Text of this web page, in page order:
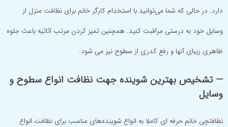
دارد. در حالی که شما می‌توانید با استخدام کارگر خانم برای نظافت منزل از
وسایل خود به درستی مراقبت کنید. همچنین تمیز کردن مرتب اثاثیه باعث جلوه
ظاهری زیبای آنها و رفع کدری از سطوح نیز می شود.
— تشخیص بهترین شوینده جهت نظافت انواع سطوح و
وسایل
نظافتچی خانم حرفه ای کاملا به انواع شوینده‌های مناسب برای نظافت انواع